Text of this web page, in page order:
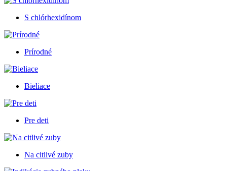
S chlórhexidínom
Prírodné
Bieliace
Pre deti
Na citlivé zuby